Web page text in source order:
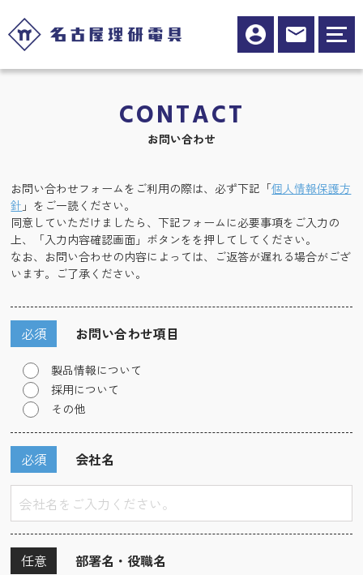
CONTACT
お問い合わせ
お問い合わせフォームをご利用の際は、必ず下記「個人情報保護方
針 」をご一読ください。
同意していただけましたら、下記フォームに必要事項をご入力の
上、「入力内容確認画面」ボタンをを押してしてください。
なお、お問い合わせの内容によっては、ご返答が遅れる場合がござ
います。ご了承ください。
お問い合わせ項目
必須
製品情報について
採用について
その他
会社名
必須
部署名・役職名
任意